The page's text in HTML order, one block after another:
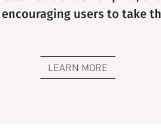
users to take
LEARN MORE